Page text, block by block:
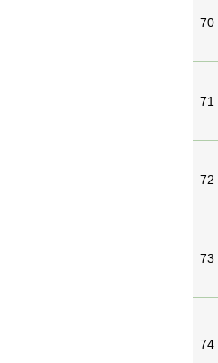
70
71
72
73
74